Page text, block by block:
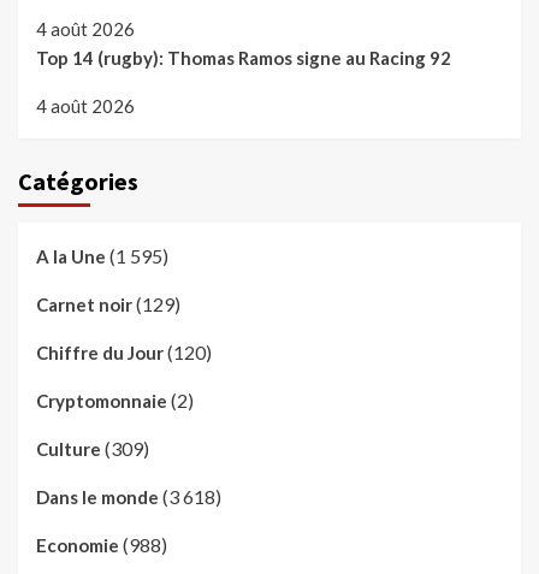
4 août 2026
Top 14 (rugby): Thomas Ramos signe au Racing 92
4 août 2026
Catégories
A la Une (1 595)
Carnet noir(129)
Chiffre du Jour(120)
Cryptomonnaie (2)
Culture (309)
Dans le monde (3 618)
Economie (988)